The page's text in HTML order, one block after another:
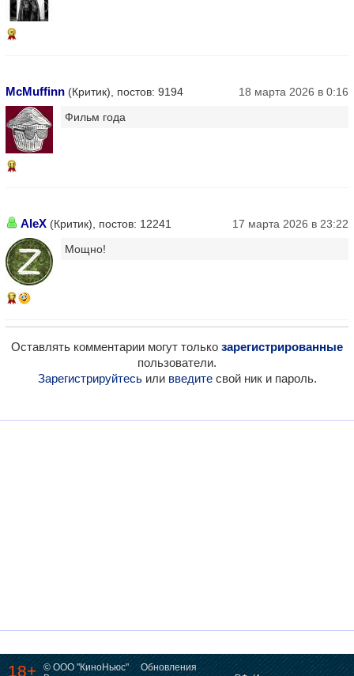
5
McMuffinn (Критик), постов: 9194 18 марта 2026 в 0:16
11
Фильм года
AleX (Критик), постов: 12241 17 марта 2026 в 23:22
17
Мощно!
Оставлять комментарии могут только зарегистрированные
пользователи.
Зарегистрируйтесьили введитесвой ник и пароль.
18+ © ООО "КиноНьюс"
Обновления